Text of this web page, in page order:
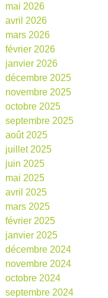
mai 2026
avril 2026
mars 2026
février 2026
janvier 2026
décembre 2025
novembre 2025
octobre 2025
septembre 2025
août 2025
juillet 2025
juin 2025
mai 2025
avril 2025
mars 2025
février 2025
janvier 2025
décembre 2024
novembre 2024
octobre 2024
septembre 2024